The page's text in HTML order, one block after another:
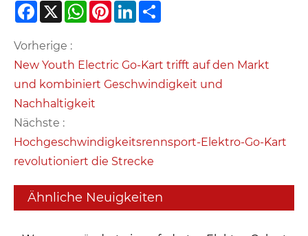
Facebook
X WhatsApp
PinterestLinkedIn
Vorherige :
New Youth Electric Go-Kart trifft auf den Markt
und kombiniert Geschwindigkeit und
Nachhaltigkeit
Nächste :
Hochgeschwindigkeitsrennsport-Elektro-Go-Kart
revolutioniert die Strecke
Ähnliche Neuigkeiten